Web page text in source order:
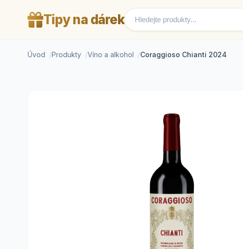
Tipy na dárek
Úvod Produkty Víno a alkohol Coraggioso Chianti 2024